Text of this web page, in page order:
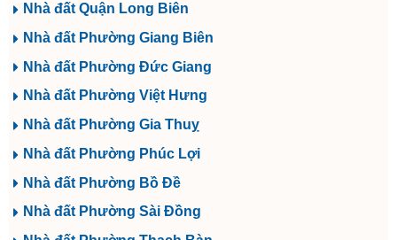
Nhà đất Quận Long Biên
Nhà đất Phường Giang Biên
Nhà đất Phường Đức Giang
Nhà đất Phường Việt Hưng
Nhà đất Phường Gia Thuỵ
Nhà đất Phường Phúc Lợi
Nhà đất Phường Bồ Đề
Nhà đất Phường Sài Đồng